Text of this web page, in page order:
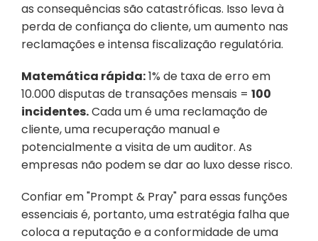
as consequências são catastróficas. Isso leva à
perda de confiança do cliente, um aumento nas
reclamações e intensa fiscalização regulatória.
Matemática rápida: 1% de taxa de erro em
10.000 disputas de transações mensais = 100
incidentes. Cada um é uma reclamação de
cliente, uma recuperação manual e
potencialmente a visita de um auditor. As
empresas não podem se dar ao luxo desse risco.
Confiar em "Prompt & Pray" para essas funções
essenciais é, portanto, uma estratégia falha que
coloca a reputação e a conformidade de uma